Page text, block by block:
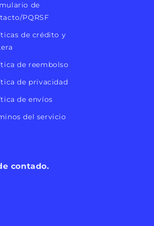
de
PQRSF
de crédito y
de reembolso
de privacidad
de envíos
del servicio
contado.